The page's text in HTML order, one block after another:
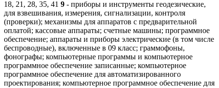
18, 21, 28, 35, 41 9 - приборы и инструменты геодезические,
для взвешивания, измерения, сигнализации, контроля
(проверки); механизмы для аппаратов с предварительной
оплатой; кассовые аппараты; счетные машины; программное
обеспечение; аппараты и приборы электрические (в том числе
беспроводные), включенные в 09 класс; граммофоны,
фонографы; компьютерные программы и компьютерное
программное обеспечение записанные; компьютерное
программное обеспечение для автоматизированного
проектирования; компьютерное программное обеспечение для